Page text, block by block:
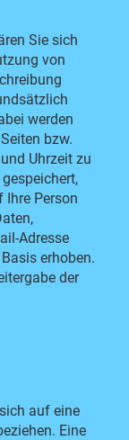
Sie sich
von
werden
bzw.
Uhrzeit zu
Person
Adresse
erhoben.
der
auf eine
Eine